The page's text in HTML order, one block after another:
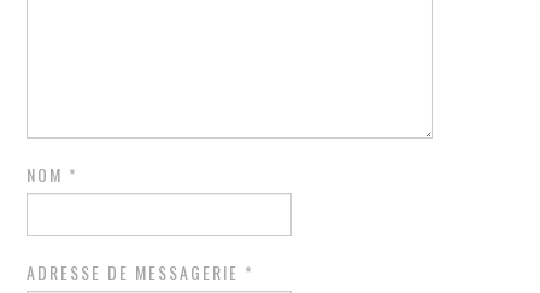
NOM *
ADRESSE DE MESSAGERIE *